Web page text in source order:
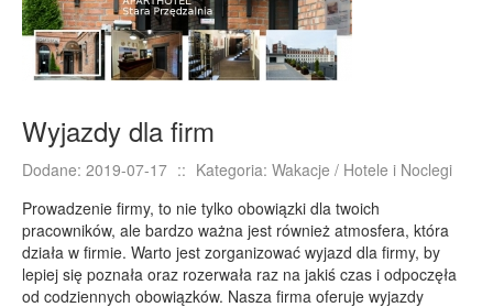
E-BIZNES
Biżuteria
Meble
Odzież
Sport
Elektronika, RTV, AGD
Wyjazdy dla firm
Dodane: 2019-07-17 :: Kategoria: Wakacje / Hotele i Noclegi
Prowadzenie firmy, to nie tylko obowiązki dla twoich
pracowników, ale bardzo ważna jest również atmosfera, która
działa w firmie. Warto jest zorganizować wyjazd dla firmy, by
lepiej się poznała oraz rozerwała raz na jakiś czas i odpoczęła
od codziennych obowiązków. Nasza firma oferuje wyjazdy